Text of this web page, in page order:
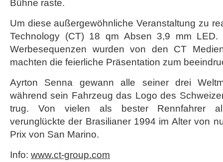
Bühne raste.
Um diese außergewöhnliche Veranstaltung zu
Technology (CT) 18 qm Absen 3,9 mm LED.
Werbesequenzen wurden von den CT
machten die feierliche Präsentation zum
Ayrton Senna gewann alle seiner drei
während sein Fahrzeug das Logo des
trug. Von vielen als bester Rennfahrer
verunglückte der Brasilianer 1994 im Alter von
Prix von San Marino.
Info: www.ct-group.com